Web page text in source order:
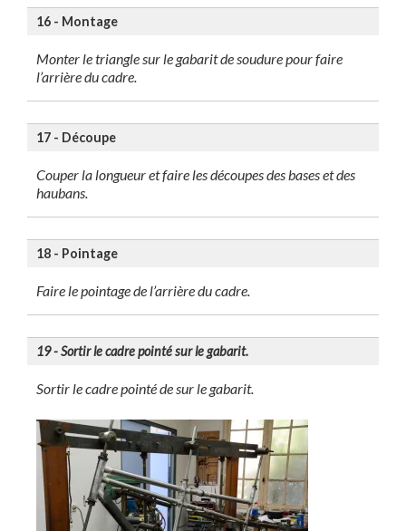
16 - Montage
Monter le triangle sur le gabarit de soudure pour faire
l’arrière du cadre.
17 - Découpe
Couper la longueur et faire les découpes des bases et des
haubans.
18 - Pointage
Faire le pointage de l’arrière du cadre.
19 - Sortir le cadre pointé sur le gabarit.
Sortir le cadre pointé de sur le gabarit.